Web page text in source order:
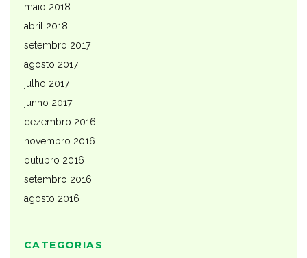
maio 2018
abril 2018
setembro 2017
agosto 2017
julho 2017
junho 2017
dezembro 2016
novembro 2016
outubro 2016
setembro 2016
agosto 2016
CATEGORIAS